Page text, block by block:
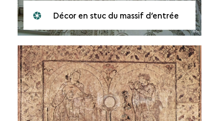
Décor en stuc du massif d’entrée